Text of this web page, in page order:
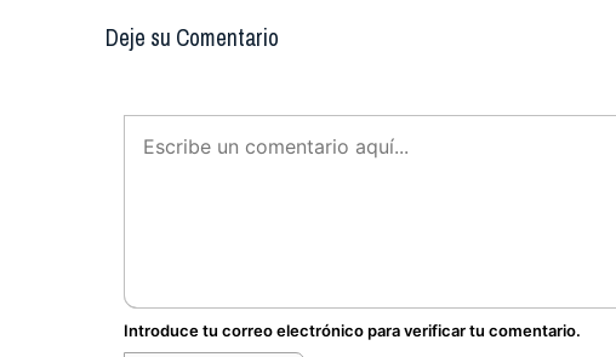
Deje su Comentario
Introduce tu correo electrónico para verificar tu comentario.